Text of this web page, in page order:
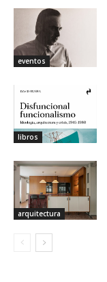
eventos
libros
arquitectura